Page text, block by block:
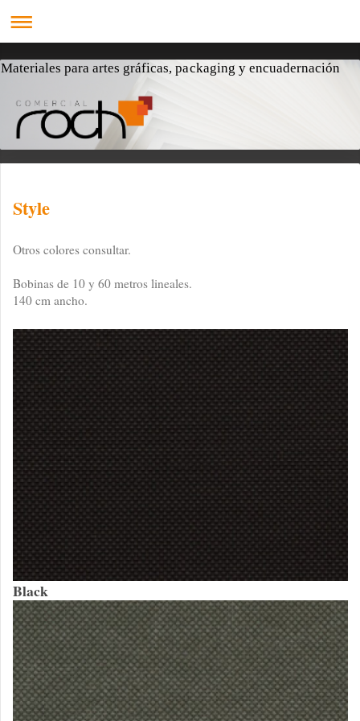
Materiales para artes gráficas, packaging y encuadernación
Style
Otros colores consultar.
Bobinas de 10 y 60 metros lineales.
140 cm ancho.
Black